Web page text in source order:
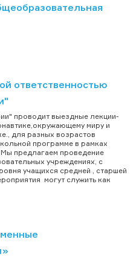
ответственностью
проводит выездные лекции-
миру и
для разных возрастов
программе в рамках
предлагаем проведение
учреждениях, с
учащихся средней , старшей
могут служить как